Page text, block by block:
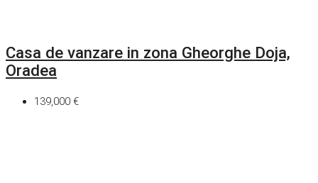
Casa de vanzare in zona Gheorghe Doja,
Oradea
139,000 €